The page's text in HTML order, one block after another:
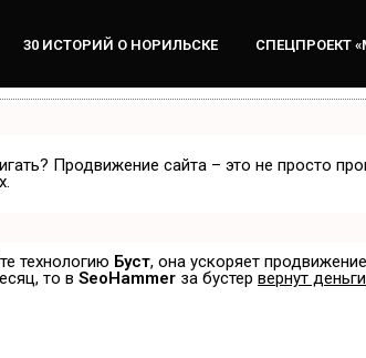
30 ИСТОРИЙ О НОРИЛЬСКЕ СПЕЦПРОЕКТ
Продвижение сайта – это не просто
технологию Буст, она ускоряет
то в SeoHammer за бустер вернут